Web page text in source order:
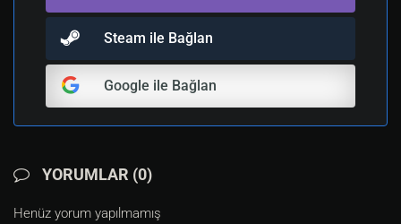
Steam ile Bağlan
Google ile Bağlan
YORUMLAR (0)
Henüz yorum yapılmamış